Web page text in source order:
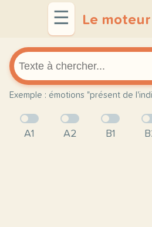
☰ Le
Exemple : émotions "présent de
A1 A2 B1